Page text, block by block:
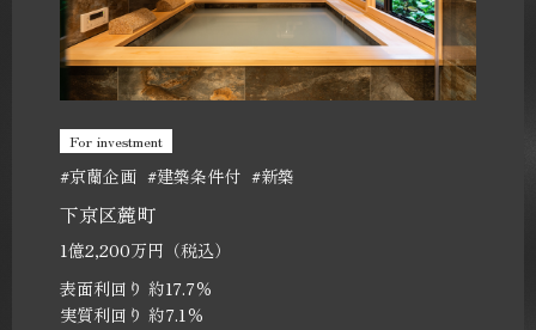
For investment
#京蘭企画 #建築条件付 #新築
下京区麓町
1億2,200万円（税込）
表面利回り 約17.7％
実質利回り 約7.1％